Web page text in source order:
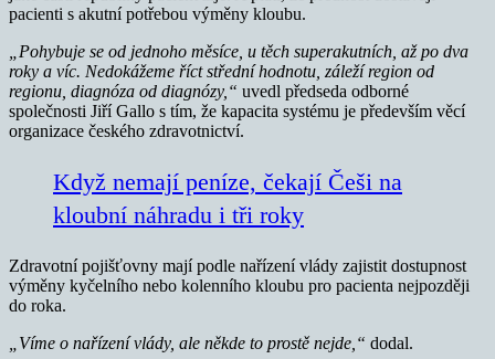
pacienti s akutní potřebou výměny kloubu.
„Pohybuje se od jednoho měsíce, u těch superakutních, až po dva
roky a víc. Nedokážeme říct střední hodnotu, záleží region od
regionu, diagnóza od diagnózy,“ uvedl předseda odborné
společnosti Jiří Gallo s tím, že kapacita systému je především věcí
organizace českého zdravotnictví.
Když nemají peníze, čekají Češi na
kloubní náhradu i tři roky
Zdravotní pojišťovny mají podle nařízení vlády zajistit dostupnost
výměny kyčelního nebo kolenního kloubu pro pacienta nejpozději
do roka.
„Víme o nařízení vlády, ale někde to prostě nejde,“ dodal.